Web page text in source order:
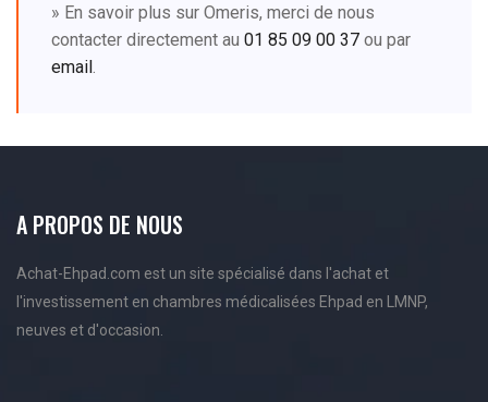
» En savoir plus sur Omeris, merci de nous
contacter directement au 01 85 09 00 37 ou par
email
A PROPOS DE NOUS
Achat-Ehpad.com est un site spécialisé dans l'achat et
l'investissement en chambres médicalisées Ehpad en LMNP,
neuves et d'occasion.